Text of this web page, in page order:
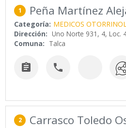
1 Peña Martínez
Categoría: MEDICOS
Dirección: Uno Norte 931, 4, Loc.
Comuna: Talca
 
2 Carrasco Toledo